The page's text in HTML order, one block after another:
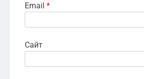
Email *
Сайт